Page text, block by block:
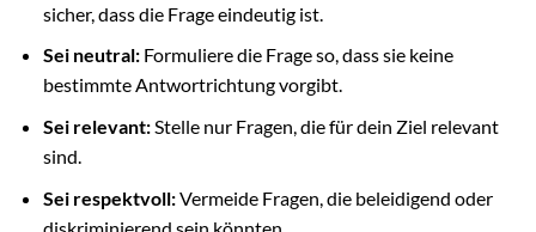
sicher, dass die Frage eindeutig ist.
Sei neutral:Formuliere die Frage so, dass sie keine
bestimmte Antwortrichtung vorgibt.
Sei relevant:Stelle nur Fragen, die für dein Ziel relevant
sind.
Sei respektvoll:Vermeide Fragen, die beleidigend oder
diskriminierend sein könnten.